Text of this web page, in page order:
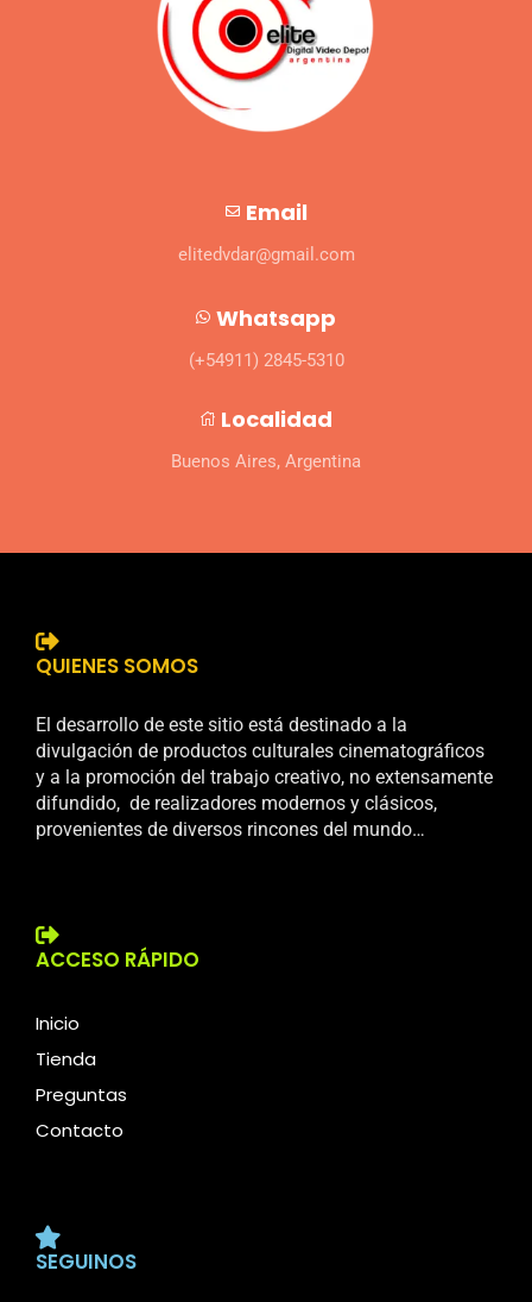
Email
elitedvdar@gmail.com
Whatsapp
(+54911) 2845-5310
Localidad
Buenos Aires, Argentina
QUIENES SOMOS
El desarrollo de este sitio está destinado a la
divulgación de productos culturales cinematográficos
y a la promoción del trabajo creativo, no extensamente
difundido, de realizadores modernos y clásicos,
provenientes de diversos rincones del mundo…
ACCESO RÁPIDO
Inicio
Tienda
Preguntas
Contacto
SEGUINOS